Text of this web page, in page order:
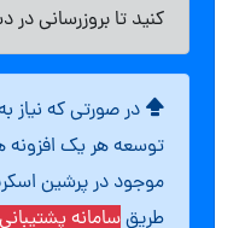
کنید تا بروزرسانی در
در صورتی که نیاز
توسعه هر یک
موجود در پرشین
طریقسامانه